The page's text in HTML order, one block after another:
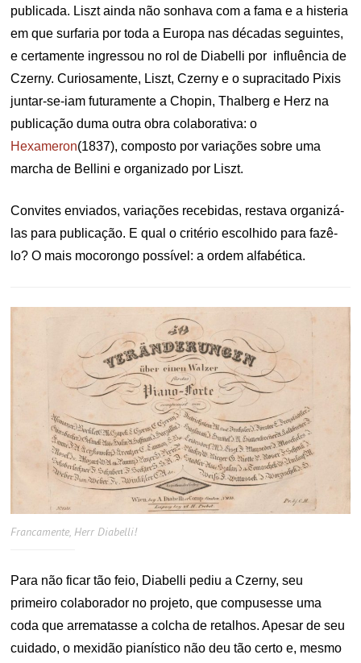
publicada. Liszt ainda não sonhava com a fama e a histeria
em que surfaria por toda a Europa nas décadas seguintes,
e certamente ingressou no rol de Diabelli por influência de
Czerny. Curiosamente, Liszt, Czerny e o supracitado Pixis
juntar-se-iam futuramente a Chopin, Thalberg e Herz na
publicação duma outra obra colaborativa: o
Hexameron(1837), composto por variações sobre uma
marcha de Bellini e organizado por Liszt.
Convites enviados, variações recebidas, restava organizá-
las para publicação. E qual o critério escolhido para fazê-
lo? O mais mocorongo possível: a ordem alfabética.
Francamente, Herr Diabelli!
Para não ficar tão feio, Diabelli pediu a Czerny, seu
primeiro colaborador no projeto, que compusesse uma
coda que arrematasse a colcha de retalhos. Apesar de seu
cuidado, o mexidão pianístico não deu tão certo e, mesmo